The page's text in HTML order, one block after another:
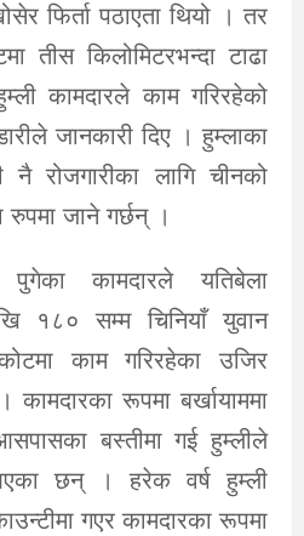
फिर्ता पठाएता थियो । तर
तीस किलोमिटरभन्दा टाढा
कामदारले काम गरिरहेको
जानकारी दिए । हुम्लाका
नै रोजगारीका लागि चीनको
रुपमा जाने गर्छन् ।
पुगेका कामदारले यतिबेला
१८० सम्म चिनियाँ युवान
काम गरिरहेका उजिर
कामदारका रूपमा बर्खायाममा
बस्तीमा गई हुम्लीले
छन् । हरेक वर्ष हुम्ली
गएर कामदारका रूपमा